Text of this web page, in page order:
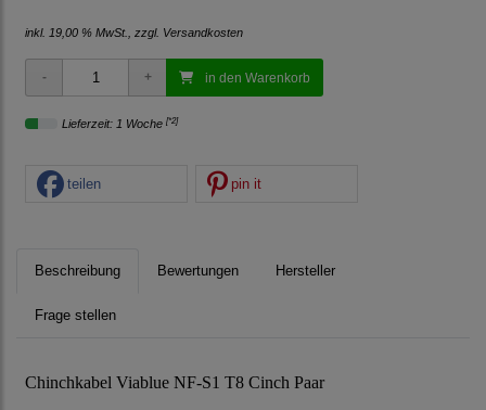
inkl. 19,00 % MwSt., zzgl. Versandkosten
in den Warenkorb
Lieferzeit: 1 Woche [*2]
teilen pin it
Beschreibung Bewertungen Hersteller
Frage stellen
Chinchkabel Viablue NF-S1 T8 Cinch Paar